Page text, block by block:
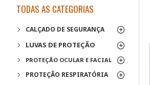
TODAS AS CATEGORIAS
CALÇADO DE SEGURANÇA
LUVAS DE PROTEÇÃO
PROTEÇÃO OCULAR E FACIAL
PROTEÇÃO RESPIRATÓRIA